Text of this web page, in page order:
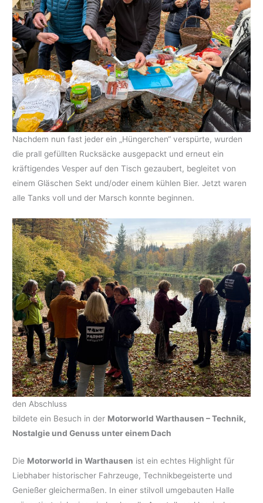
Nachdem nun fast jeder ein „Hüngerchen“ verspürte, wurden
die prall gefüllten Rucksäcke ausgepackt und erneut ein
kräftigendes Vesper auf den Tisch gezaubert, begleitet von
einem Gläschen Sekt und/oder einem kühlen Bier. Jetzt waren
alle Tanks voll und der Marsch konnte beginnen.
den Abschluss
bildete ein Besuch in der Motorworld Warthausen – Technik,
Nostalgie und Genuss unter einem Dach
Die Motorworld in Warthausen ist ein echtes Highlight für
Liebhaber historischer Fahrzeuge, Technikbegeisterte und
Genießer gleichermaßen. In einer stilvoll umgebauten Halle